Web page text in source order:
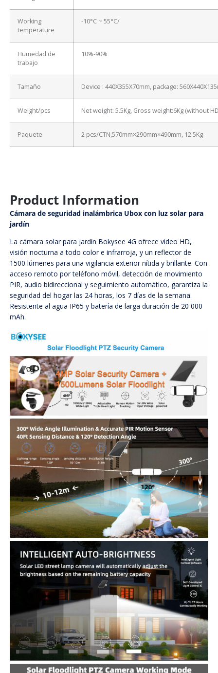
Working
temperature
-10°C ~ 55°C/
Humedad de
trabajo
10%-90%
Tamaño Device : 440X355X70mm, package:
Weight/pcs Net weight: 5.5Kg, Gross weight:6Kg (without
Paquete 2 pcs/CTN,570mm×290mm×490mm, 12.5Kg
Product Information
Cámara de seguridad inalámbrica Ubox con luz solar para
jardín
La cámara solar para jardín Bokysee 4G ofrece video HD,
visión nocturna a todo color e infrarroja, y un reflector de
1500 lúmenes para una vigilancia exterior nítida y brillante. Con
acceso remoto por teléfono móvil, detección de movimiento
PIR, audio bidireccional y seguimiento automático, garantiza la
seguridad del hogar las 24 horas, los 7 días de la semana.
Resistente al agua IP65 y batería de larga duración de 20 000
mAh.